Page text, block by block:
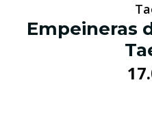
Empeineras